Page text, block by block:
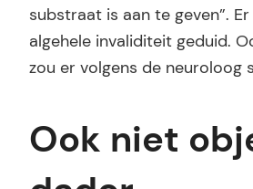
substraat is aan te geven”.
algehele invaliditeit geduid.
zou er volgens de neuroloog
Ook niet